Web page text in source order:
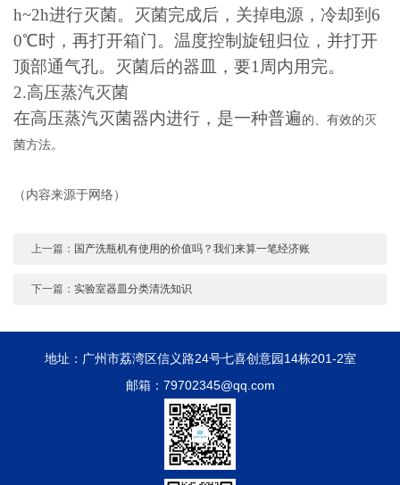
h~2h进行灭菌。灭菌完成后，关掉电源，冷却到6
0℃时，再打开箱门。温度控制旋钮归位，并打开
顶部通气孔。灭菌后的器皿，要1周内用完。
2.高压蒸汽灭菌
在高压蒸汽灭菌器内进行，是一种普遍的、有效的灭
菌方法。
（内容来源于网络）
上一篇： 国产洗瓶机有使用的价值吗？我们来算一笔经济账
下一篇：实验室器皿分类清洗知识
地址：广州市荔湾区信义路24号七喜创意园14栋201-2室
邮箱：79702345@qq.com